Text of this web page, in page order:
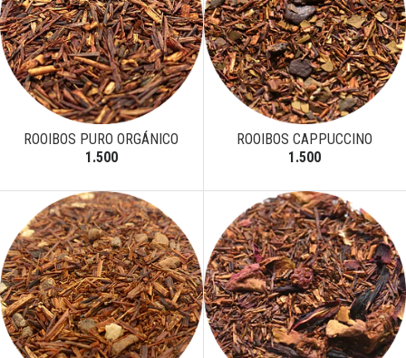
ROOIBOS PURO ORGÁNICO
1.500
ROOIBOS CAPPUCCINO
1.500